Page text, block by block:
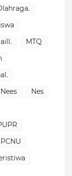
MTQ
Nees
Nes
PCNU